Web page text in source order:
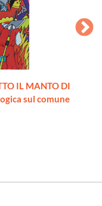
IL MANTO DI
sul comune